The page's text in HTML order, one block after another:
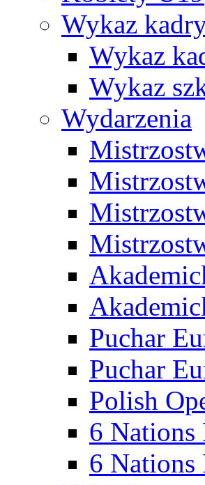
Wykaz
Wykaz
Wykaz
Wydarzenia
Puchar
Puchar
Polish
6 Nations
6